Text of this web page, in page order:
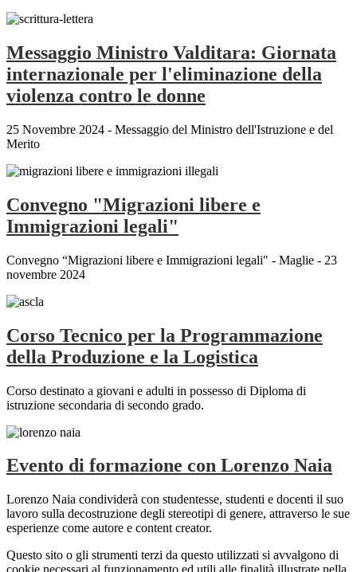
Messaggio Ministro Valditara: Giornata
internazionale per l'eliminazione della
violenza contro le donne
25 Novembre 2024 - Messaggio del Ministro dell'Istruzione e del
Merito
Convegno "Migrazioni libere e
Immigrazioni legali"
Convegno “Migrazioni libere e Immigrazioni legali" - Maglie - 23
novembre 2024
Corso Tecnico per la Programmazione
della Produzione e la Logistica
Corso destinato a giovani e adulti in possesso di Diploma di
istruzione secondaria di secondo grado.
Evento di formazione con Lorenzo Naia
Lorenzo Naia condividerà con studentesse, studenti e docenti il suo
lavoro sulla decostruzione degli stereotipi di genere, attraverso le sue
esperienze come autore e content creator.
Questo sito o gli strumenti terzi da questo utilizzati si avvalgono di